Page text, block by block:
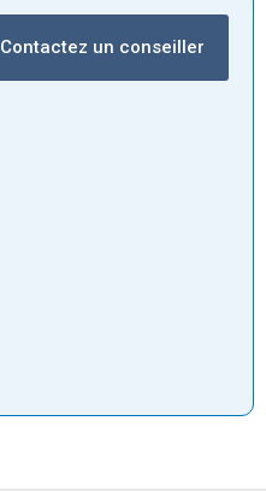
Contactez un conseiller